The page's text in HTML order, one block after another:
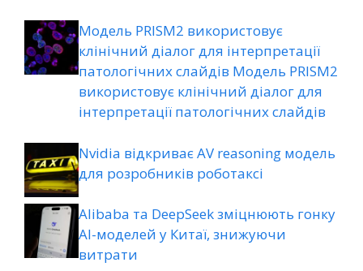
Модель PRISM2 використовує
клінічний діалог для інтерпретації
патологічних слайдів Модель PRISM2
використовує клінічний діалог для
інтерпретації патологічних слайдів
Nvidia відкриває AV reasoning модель
для розробників роботаксі
Alibaba та DeepSeek зміцнюють гонку
AI-моделей у Китаї, знижуючи
витрати